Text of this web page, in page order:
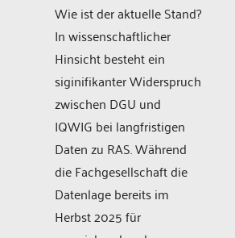
Wie ist der aktuelle Stand?
In wissenschaftlicher
Hinsicht besteht ein
siginifikanter Widerspruch
zwischen DGU und
IQWIG bei langfristigen
Daten zu RAS. Während
die Fachgesellschaft die
Datenlage bereits im
Herbst 2025 für